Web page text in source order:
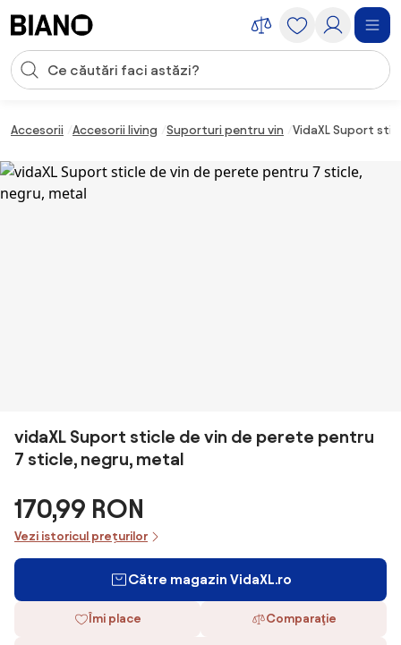
Introducerea căutării
Accesorii Accesorii living Suporturi pentru vin VidaXL Suport
vidaXL Suport sticle de vin de perete pentru
7 sticle, negru, metal
170,99 RON
Vezi istoricul prețurilor
Către magazin VidaXL.ro
Îmi place Comparaţie